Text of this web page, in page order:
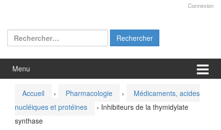
Connexion
Rechercher :
Menu
Accueil › Pharmacologie ›
Médicaments, acides
nucléiques et protéines
› Inhibiteurs de la thymidylate
synthase